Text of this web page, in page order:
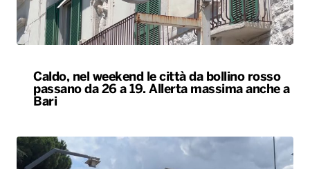
Caldo, nel weekend le città da bollino rosso
passano da 26 a 19. Allerta massima anche a
Bari